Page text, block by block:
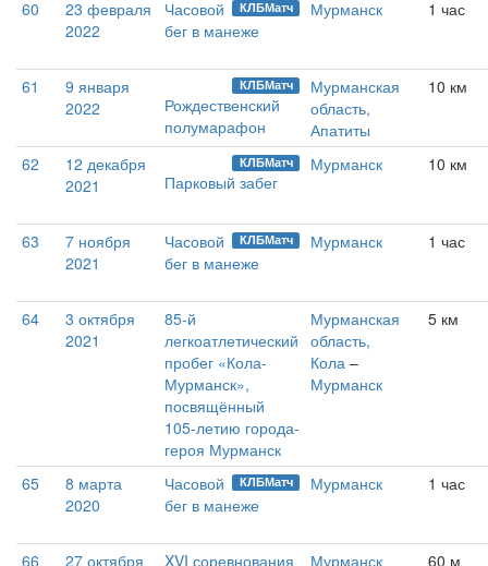
60
23 февраля
2022
КЛБМатч
Часовой
бег в манеже
Мурманск 1 час
61
9 января
2022
КЛБМатч
Рождественский
полумарафон
Мурманская
область,
Апатиты
10 км
62
12 декабря
2021
КЛБМатч
Парковый забег
Мурманск 10 км
63
7 ноября
2021
КЛБМатч
Часовой
бег в манеже
Мурманск 1 час
64
3 октября
2021
85-й
легкоатлетический
пробег «Кола-
Мурманск»,
посвящённый
105-летию города-
героя Мурманск
Мурманская
область,
Кола –
Мурманск
5 км
65
8 марта
2020
КЛБМатч
Часовой
бег в манеже
Мурманск 1 час
66
27 октября
XVI соревнования
Мурманск 60 м